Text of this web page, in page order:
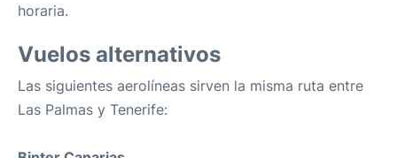
horaria.
Vuelos alternativos
Las siguientes aerolíneas sirven la misma ruta entre
Las Palmas y Tenerife: